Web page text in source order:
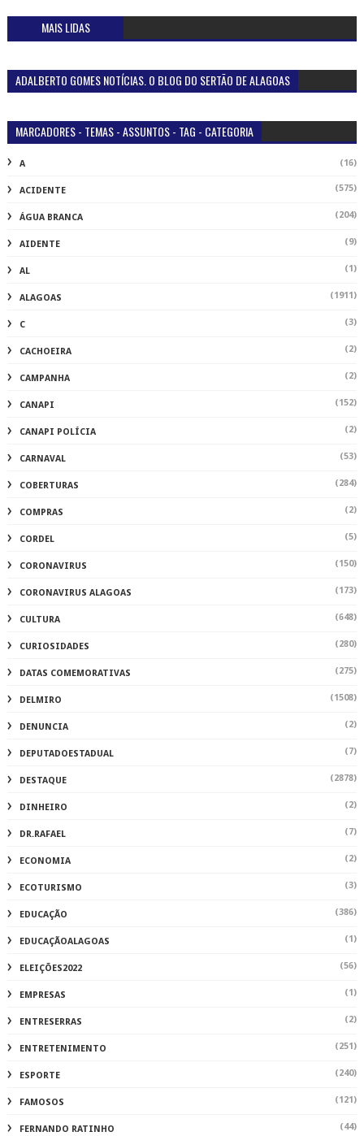
MAIS LIDAS
ADALBERTO GOMES NOTÍCIAS. O BLOG DO SERTÃO DE ALAGOAS
MARCADORES - TEMAS - ASSUNTOS - TAG - CATEGORIA
A (16)
ACIDENTE (575)
ÁGUA BRANCA (204)
AIDENTE (9)
AL (1)
ALAGOAS (1911)
C (3)
CACHOEIRA (2)
CAMPANHA (2)
CANAPI (152)
CANAPI POLÍCIA (2)
CARNAVAL (53)
COBERTURAS (284)
COMPRAS (2)
CORDEL (5)
CORONAVIRUS (150)
CORONAVIRUS ALAGOAS (173)
CULTURA (648)
CURIOSIDADES (280)
DATAS COMEMORATIVAS (275)
DELMIRO (1508)
DENUNCIA (2)
DEPUTADOESTADUAL (7)
DESTAQUE (2878)
DINHEIRO (2)
DR.RAFAEL (7)
ECONOMIA (2)
ECOTURISMO (3)
EDUCAÇÃO (386)
EDUCAÇÃOALAGOAS (1)
ELEIÇÕES2022 (56)
EMPRESAS (1)
ENTRESERRAS (2)
ENTRETENIMENTO (251)
ESPORTE (240)
FAMOSOS (121)
FERNANDO RATINHO (44)